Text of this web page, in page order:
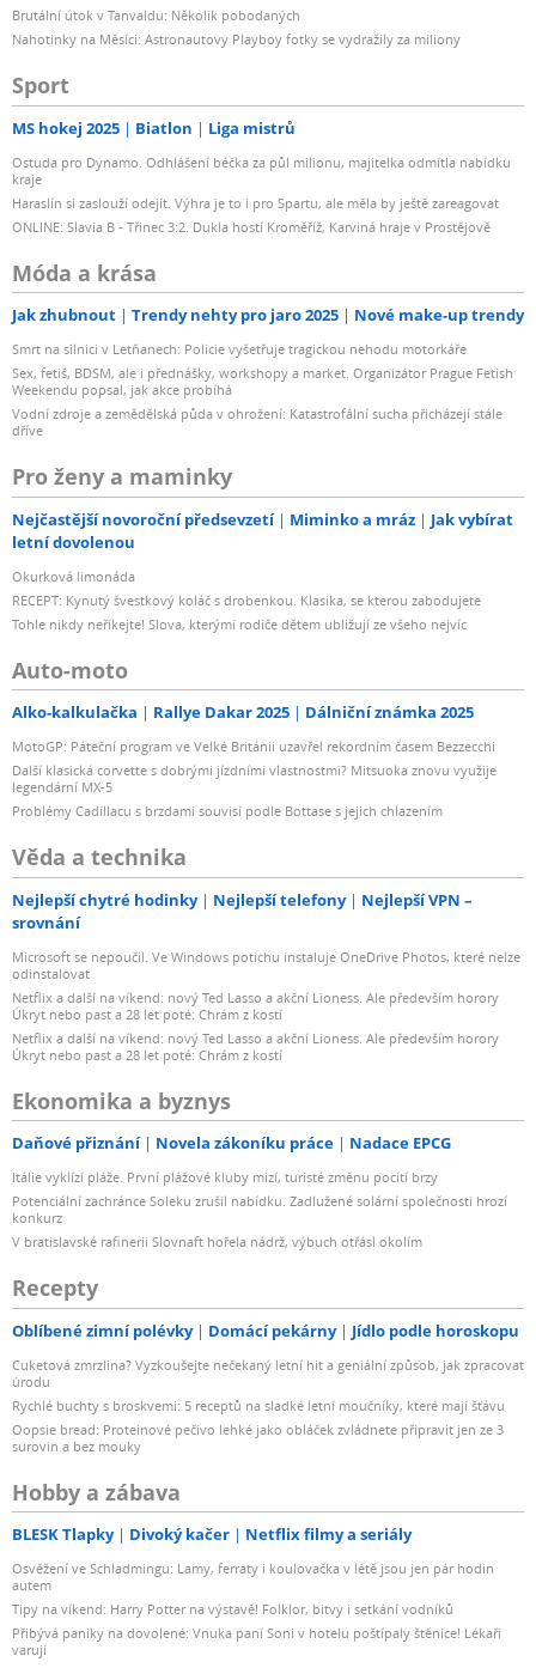
Brutální útok v Tanvaldu: Několik pobodaných
Nahotinky na Měsíci: Astronautovy Playboy fotky se vydražily za miliony
Sport
MS hokej 2025 Biatlon Liga mistrů
Ostuda pro Dynamo. Odhlášení béčka za půl milionu, majitelka odmítla nabídku
kraje
Haraslín si zaslouží odejít. Výhra je to i pro Spartu, ale měla by ještě zareagovat
ONLINE: Slavia B - Třinec 3:2. Dukla hostí Kroměříž, Karviná hraje v Prostějově
Móda a krása
Jak zhubnout Trendy nehty pro jaro 2025 Nové make-up trendy
Smrt na silnici v Letňanech: Policie vyšetřuje tragickou nehodu motorkáře
Sex, fetiš, BDSM, ale i přednášky, workshopy a market. Organizátor Prague Fetish
Weekendu popsal, jak akce probíhá
Vodní zdroje a zemědělská půda v ohrožení: Katastrofální sucha přicházejí stále
dříve
Pro ženy a maminky
Nejčastější novoroční předsevzetí Miminko a mráz
Jak vybírat
letní dovolenou
Okurková limonáda
RECEPT: Kynutý švestkový koláč s drobenkou. Klasika, se kterou zabodujete
Tohle nikdy neříkejte! Slova, kterými rodiče dětem ubližují ze všeho nejvíc
Auto-moto
Alko-kalkulačka Rallye Dakar 2025 Dálniční známka 2025
MotoGP: Páteční program ve Velké Británii uzavřel rekordním časem Bezzecchi
Další klasická corvette s dobrými jízdními vlastnostmi? Mitsuoka znovu využije
legendární MX-5
Problémy Cadillacu s brzdami souvisí podle Bottase s jejich chlazením
Věda a technika
Nejlepší chytré hodinky Nejlepší telefony
Nejlepší VPN –
srovnání
Microsoft se nepoučil. Ve Windows potichu instaluje OneDrive Photos, které nelze
odinstalovat
Netflix a další na víkend: nový Ted Lasso a akční Lioness. Ale především horory
Úkryt nebo past a 28 let poté: Chrám z kostí
Netflix a další na víkend: nový Ted Lasso a akční Lioness. Ale především horory
Úkryt nebo past a 28 let poté: Chrám z kostí
Ekonomika a byznys
Daňové přiznání Novela zákoníku práce Nadace EPCG
Itálie vyklízí pláže. První plážové kluby mizí, turisté změnu pocítí brzy
Potenciální zachránce Soleku zrušil nabídku. Zadlužené solární společnosti hrozí
konkurz
V bratislavské rafinerii Slovnaft hořela nádrž, výbuch otřásl okolím
Recepty
Oblíbené zimní polévky Domácí pekárny Jídlo podle horoskopu
Cuketová zmrzlina? Vyzkoušejte nečekaný letní hit a geniální způsob, jak zpracovat
úrodu
Rychlé buchty s broskvemi: 5 receptů na sladké letní moučníky, které mají šťávu
Oopsie bread: Proteinové pečivo lehké jako obláček zvládnete připravit jen ze 3
surovin a bez mouky
Hobby a zábava
BLESK Tlapky Divoký kačer Netflix filmy a seriály
Osvěžení ve Schladmingu: Lamy, ferraty i koulovačka v létě jsou jen pár hodin
autem
Tipy na víkend: Harry Potter na výstavě! Folklor, bitvy i setkání vodníků
Přibývá paniky na dovolené: Vnuka paní Soni v hotelu poštípaly štěnice! Lékaři
varují